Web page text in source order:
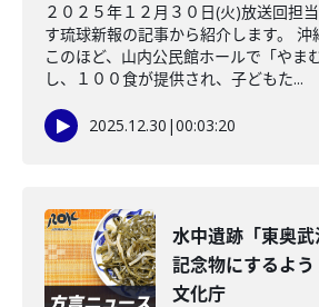
２０２５年１２月３０日(火)放送回担
す琉球新報の記事から紹介します。 沖
このほど、山内公民館ホールで「やま
し、１００食が提供され、子どもた...
2025.12.30 |00:03:20
水中遺跡「東奥
記念物にするよ
文化庁